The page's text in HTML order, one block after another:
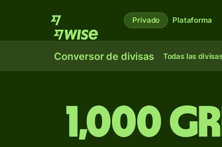
Privado Plataforma
Conversor de divisas Todas las
1,000